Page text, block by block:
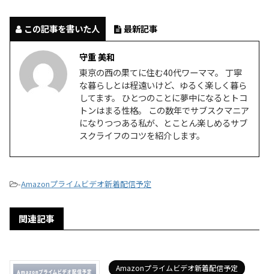
この記事を書いた人 最新記事
守重 美和
東京の西の果てに住む40代ワーママ。 丁寧
な暮らしとは程遠いけど、ゆるく楽しく暮ら
してます。 ひとつのことに夢中になるとトコ
トンはまる性格。 この数年でサブスクマニア
になりつつある私が、とことん楽しめるサブ
スクライフのコツを紹介します。
-Amazonプライムビデオ新着配信予定
関連記事
Amazonプライムビデオ新着配信予定